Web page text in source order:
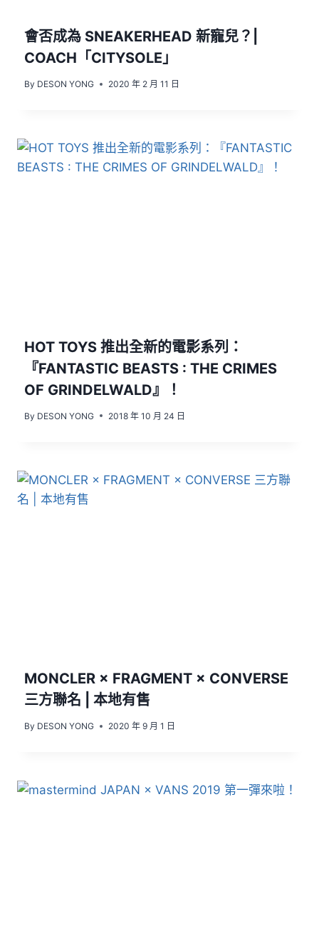
會否成為 SNEAKERHEAD 新寵兒？|
COACH「CITYSOLE」
By DESON YONG 2020 年 2 月 11 日
HOT TOYS 推出全新的電影系列：
『FANTASTIC BEASTS : THE CRIMES
OF GRINDELWALD』！
By DESON YONG 2018 年 10 月 24 日
MONCLER × FRAGMENT × CONVERSE
三方聯名 | 本地有售
By DESON YONG 2020 年 9 月 1 日